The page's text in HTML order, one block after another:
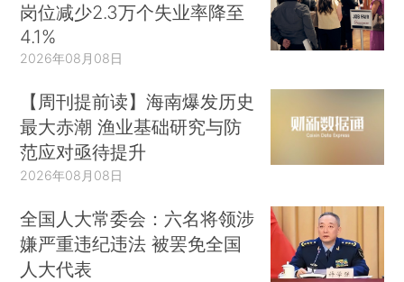
岗位减少2.3万个失业率降至
4.1%
2026年08月08日
【周刊提前读】海南爆发历史
最大赤潮 渔业基础研究与防
范应对亟待提升
2026年08月08日
全国人大常委会：六名将领涉
嫌严重违纪违法 被罢免全国
人大代表